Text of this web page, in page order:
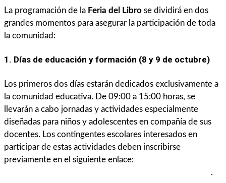
La programación de la Feria del Libro se dividirá en dos
grandes momentos para asegurar la participación de toda
la comunidad:
1. Días de educación y formación (8 y 9 de octubre)
Los primeros dos días estarán dedicados exclusivamente a
la comunidad educativa. De 09:00 a 15:00 horas, se
llevarán a cabo jornadas y actividades especialmente
diseñadas para niños y adolescentes en compañía de sus
docentes. Los contingentes escolares interesados en
participar de estas actividades deben inscribirse
previamente en el siguiente enlace:
.